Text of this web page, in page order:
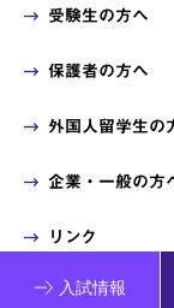
受験生の方へ
保護者の方へ
外国人留学生の
企業・一般の方
リンク
入試情報